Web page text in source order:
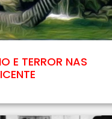
E TERROR NAS